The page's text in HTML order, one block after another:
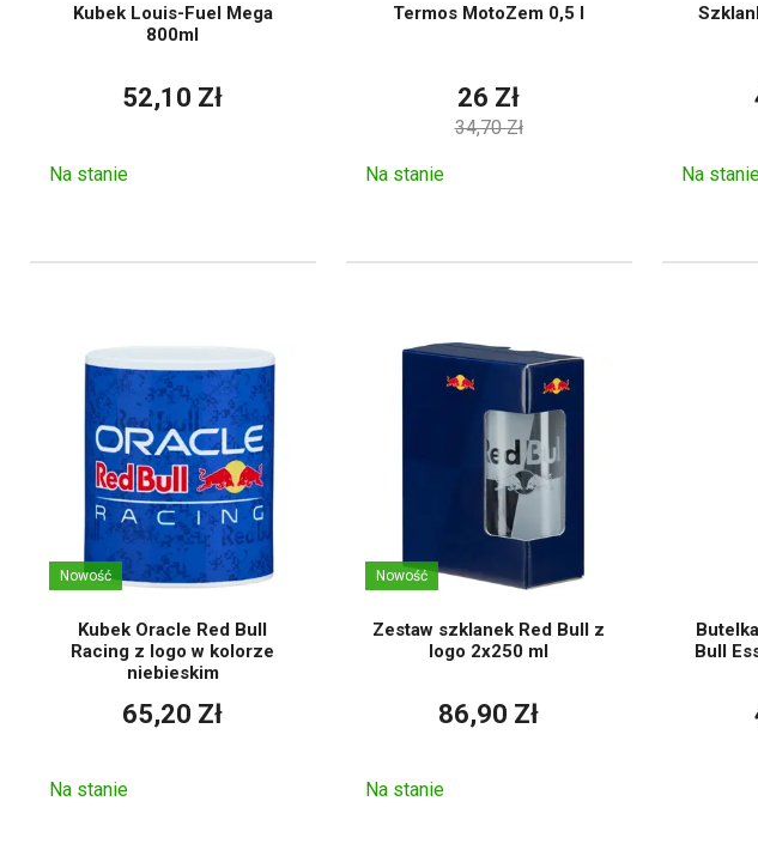
Kubek Louis-Fuel Mega
800ml
52,10 Zł
Na stanie
Termos MotoZem 0,5 l
26 Zł
34,70 Zł
Na stanie Na
Nowość
Kubek Oracle Red Bull
Racing z logo w kolorze
niebieskim
65,20 Zł
Na stanie
Nowość
Zestaw szklanek Red Bull z
logo 2x250 ml
86,90 Zł
Na stanie
Bull